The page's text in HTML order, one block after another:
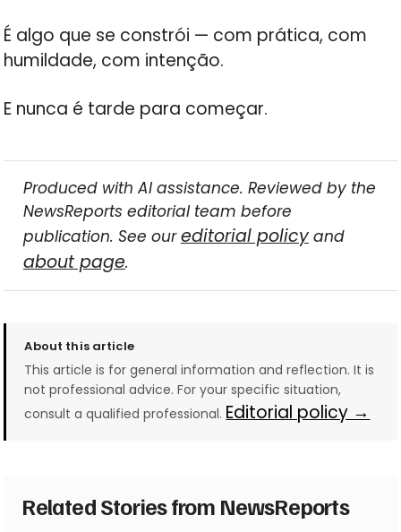
É algo que se constrói — com prática, com
humildade, com intenção.
E nunca é tarde para começar.
Produced with AI assistance. Reviewed by the
NewsReports editorial team before
publication. See oureditorial policyand
about page.
About this article
This article is for general information and reflection. It is
not professional advice. For your specific situation,
consult a qualified professional. Editorial policy →
Related Stories from NewsReports